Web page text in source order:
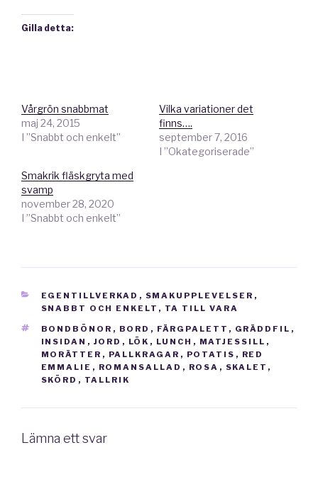
Gilla detta:
Vårgrön snabbmat
maj 24, 2015
I ”Snabbt och enkelt”
Vilka variationer det
finns….
september 7, 2016
I ”Okategoriserade”
Smakrik fläskgryta med
svamp
november 28, 2020
I ”Snabbt och enkelt”
KATEGORIER
EGENTILLVERKAD , SMAKUPPLEVELSER ,
SNABBT OCH ENKELT , TA TILL VARA
TAGGAR
BONDBÖNOR , BORD , FÄRGPALETT , GRÄDDFIL ,
INSIDAN , JORD , LÖK , LUNCH , MATJESSILL ,
MORÄTTER , PALLKRAGAR , POTATIS , RED
EMMALIE , ROMANSALLAD , ROSA , SKALET ,
SKÖRD , TALLRIK
Lämna ett svar